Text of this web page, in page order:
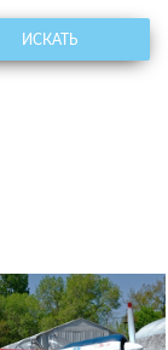
ИСКАТЬ